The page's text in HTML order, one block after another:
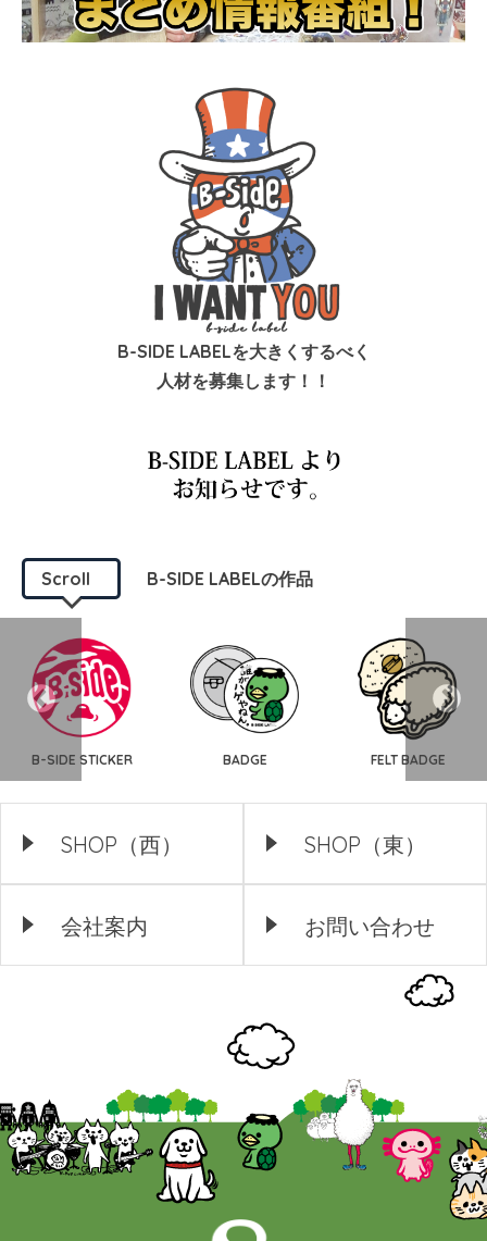
B-SIDE LABELを大きくするべく
人材を募集します！！
Scroll B-SIDE LABELの作品
B-SIDE STICKER BADGE FELT BADGE
SHOP（西） SHOP（東）
会社案内 お問い合わせ